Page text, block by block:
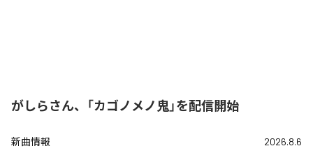
がしらさん、「カゴノメノ鬼」を配信開始
新曲情報 2026.8.6